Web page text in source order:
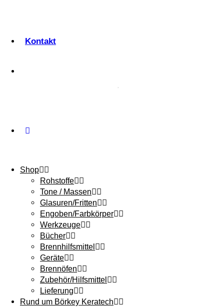
Kontakt
Shop
Rohstoffe
Tone / Massen
Glasuren/Fritten
Engoben/Farbkörper
Werkzeuge
Bücher
Brennhilfsmittel
Geräte
Brennöfen
Zubehör/Hilfsmittel
Lieferung
Rund um Börkey Keratech